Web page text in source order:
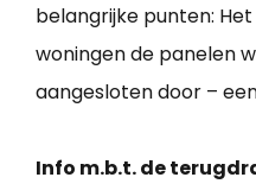
belangrijke punten:
woningen de panelen
aangesloten door –
Info m.b.t. de